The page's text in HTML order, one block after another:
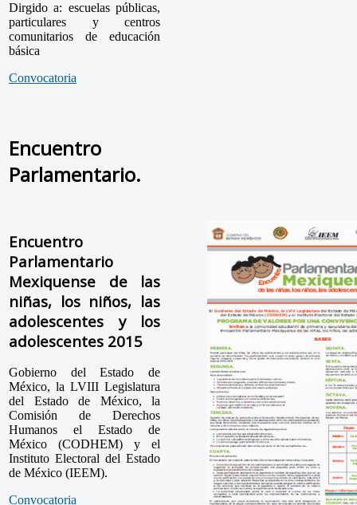
Dirgido a: escuelas públicas,
particulares y centros
comunitarios de educación
básica
Convocatoria
Encuentro
Parlamentario.
Encuentro
Parlamentario
Mexiquense de las
niñas, los niños, las
adolescentes y los
adolescentes 2015
Gobierno del Estado de
México, la LVIII Legislatura
del Estado de México, la
Comisión de Derechos
Humanos el Estado de
México (CODHEM) y el
Instituto Electoral del Estado
de México (IEEM).
Convocatoria